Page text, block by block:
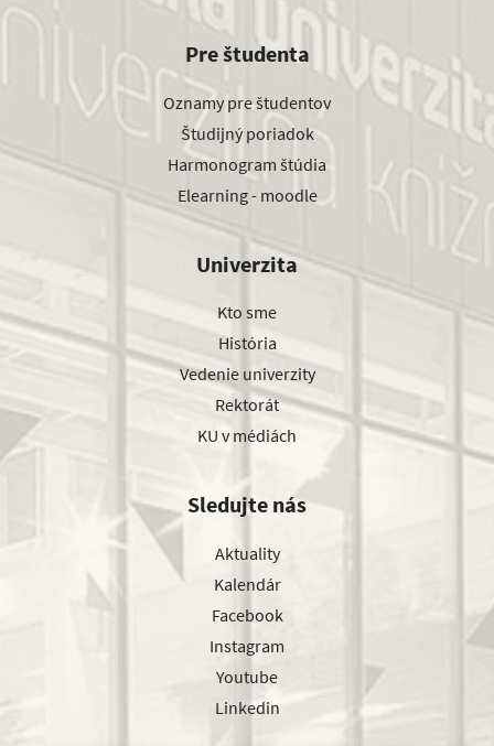
Pre študenta
Oznamy pre študentov
Študijný poriadok
Harmonogram štúdia
Elearning - moodle
Univerzita
Kto sme
História
Vedenie univerzity
Rektorát
KU v médiách
Sledujte nás
Aktuality
Kalendár
Facebook
Instagram
Youtube
Linkedin